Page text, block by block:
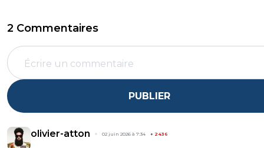
2 Commentaires
PUBLIER
olivier-atton 02 juin 2026 à 7:34 + 2436